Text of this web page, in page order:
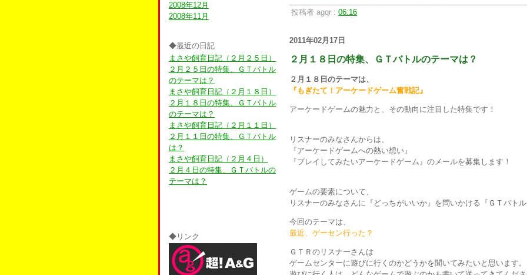
2008年12月
2008年11月
◆最近の日記
まさや飼育日記（２月２５日）
２月２５日の特集、ＧＴバトル
のテーマは？
まさや飼育日記（２月１８日）
２月１８日の特集、ＧＴバトル
のテーマは？
まさや飼育日記（２月１１日）
２月１１日の特集、ＧＴバトル
は？
まさや飼育日記（２月４日）
２月４日の特集、ＧＴバトルの
テーマは？
◆リンク
投稿者 agqr : 06:16
2011年02月17日
２月１８日の特集、ＧＴバトルのテーマは？
２月１８日のテーマは、
『もぎたて！アーケードゲーム奮戦記』
アーケードゲームの魅力と、その動向に注目した特集です！
リスナーのみなさんからは、
『アーケードゲームへの熱い想い』
『プレイしてみたいアーケードゲーム』のメールを募集します！
ゲームの要素について、
リスナーのみなさんに『どっちがいいか』を問いかける『ＧＴバトル
今回のテーマは、
最近、ゲーセン行った？
ＧＴＲのリスナーさんは
ゲームセンターに遊びに行くのかどうかを聞いてみたいと思います。